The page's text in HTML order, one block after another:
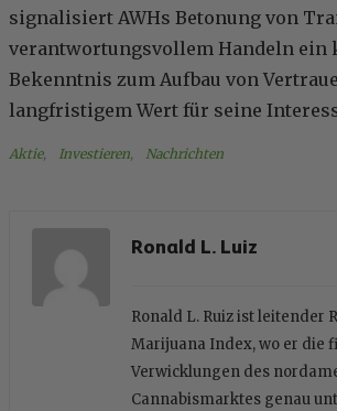
signalisiert AWHs Betonung von
verantwortungsvollem Handeln ein
Bekenntnis zum Aufbau von
langfristigem Wert für seine
Aktie, Investieren, Nachrichten
Ronald L. Luiz
Ronald L. Ruiz ist leitender
Marijuana Index, wo er die
Verwicklungen des
Cannabismarktes genau